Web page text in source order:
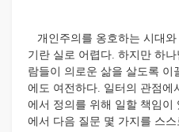
개인주의를 옹호하는 시대
기란 실로 어렵다. 하지만 하
람들이 의로운 삶을 살도록 이
에도 여전하다. 일터의 관점에
에서 정의를 위해 일할 책임이
에서 다음 질문 몇 가지를 스